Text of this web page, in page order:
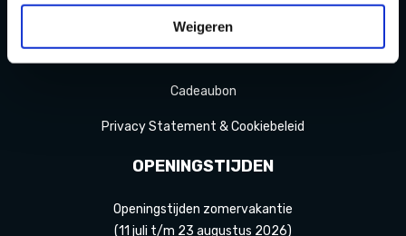
Weigeren
Contact
Cadeaubon
Privacy Statement & Cookiebeleid
OPENINGSTIJDEN
Openingstijden zomervakantie
(11 juli t/m 23 augustus 2026)